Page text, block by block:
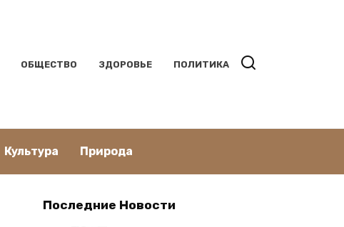
ОБЩЕСТВО ЗДОРОВЬЕ ПОЛИТИКА
Культура Природа
Последние Новости